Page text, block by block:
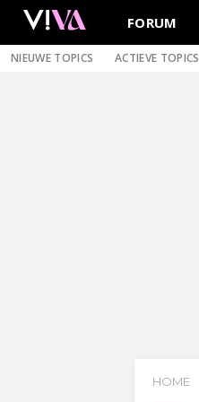
FORUM
NIEUWE TOPICS ACTIEVE TOPICS
HOME